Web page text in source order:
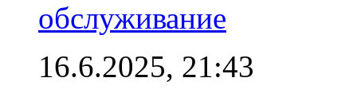
обслуживание
16.6.2025, 21:43